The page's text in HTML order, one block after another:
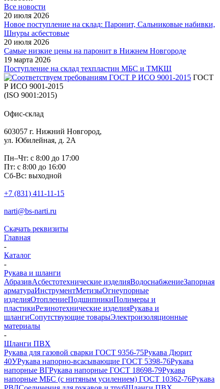
Все новости
20 июля 2026
Новое поступление на склад: Паронит, Сальниковые набивки,
Шнуры асбестовые
20 июля 2026
Самые низкие цены на паронит в Нижнем Новгороде
19 марта 2026
Поступление на склад техпластин МБС и ТМКЩ
ГОСТ
Р ИСО 9001-2015
(ISO 9001:2015)
Офис-склад
603057 г. Нижний Новгород,
ул. Юбилейная, д. 2А
Пн–Чт: с 8:00 до 17:00
Пт: с 8:00 до 16:00
Сб-Вс: выходной
+7 (831) 411-11-15
narti@bs-narti.ru
Скачать реквизиты
Главная
-
Каталог
-
Рукава и шланги
АбразивАсбестотехнические изделияВодоснабжениеЗапорная
арматураИнструментМетизыОгнеупорные
изделияОтоплениеПодшипникиПолимеры и
пластикиРезинотехнические изделияРукава и
шлангиСопутствующие товарыЭлектроизоляционные
материалы
-
Шланги ПВХ
Рукава для газовой сварки ГОСТ 9356-75Рукава Дюрит
40УРукава напорно-всасывающие ГОСТ 5398-76Рукава
напорные ВГРукава напорные ГОСТ 18698-79Рукава
напорные МБС (с нитяным усилением) ГОСТ 10362-76Рукава